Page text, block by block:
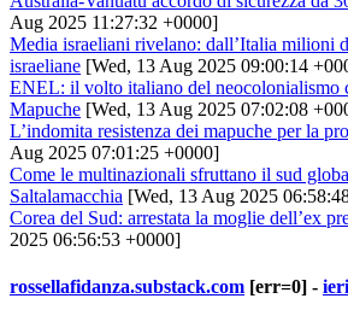
Aug 2025 11:27:32 +0000]
Media israeliani rivelano: dall’Italia milioni
israeliane [Wed, 13 Aug 2025 09:00:14
ENEL: il volto italiano del neocolonialismo
Mapuche [Wed, 13 Aug 2025 07:02:08
L’indomita resistenza dei mapuche per la
Aug 2025 07:01:25 +0000]
Come le multinazionali sfruttano il sud
Saltalamacchia [Wed, 13 Aug 2025
Corea del Sud: arrestata la moglie dell’ex
2025 06:56:53 +0000]
rossellafidanza.substack.com [err=0] - ieri